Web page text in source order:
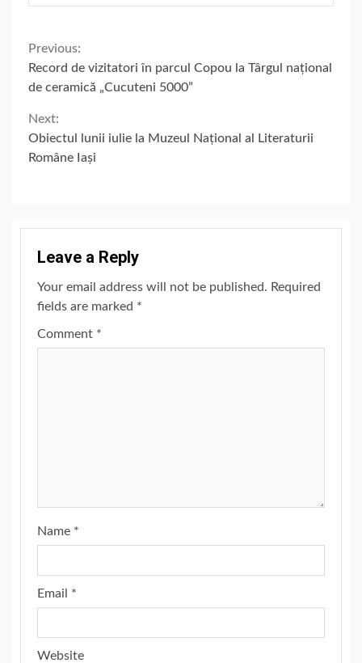
Continue
Reading
Previous:
Record de vizitatori în parcul Copou la Târgul național
de ceramică „Cucuteni 5000”
Next:
Obiectul lunii iulie la Muzeul Național al Literaturii
Române Iași
Leave a Reply
Your email address will not be published. Required
fields are marked *
Comment *
Name *
Email *
Website